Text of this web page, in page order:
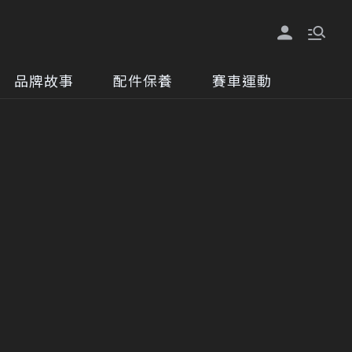
品牌故事 配件保養 賽車運動